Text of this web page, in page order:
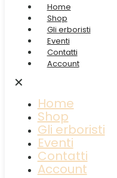
Home
Shop
Gli erboristi
Eventi
Contatti
Account
✕
Home
Shop
Gli erboristi
Eventi
Contatti
Account